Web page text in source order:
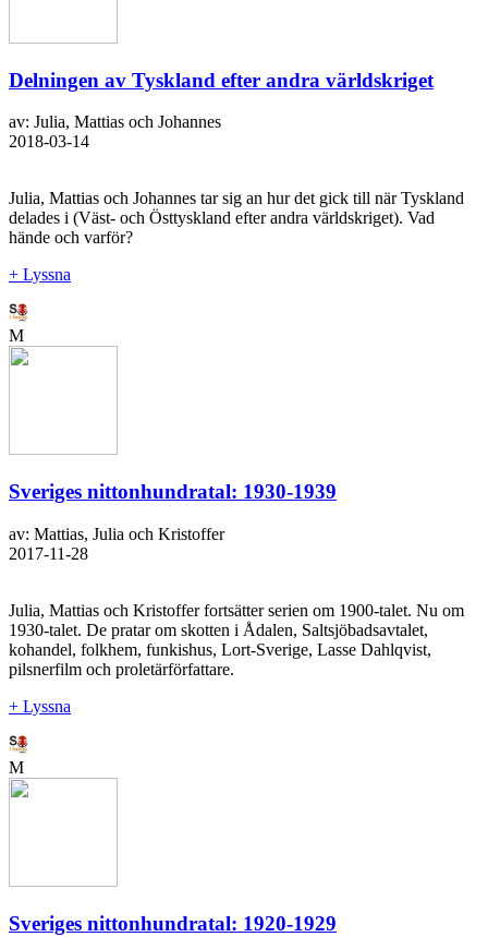
Delningen av Tyskland efter andra världskriget
av: Julia, Mattias och Johannes
2018-03-14
Julia, Mattias och Johannes tar sig an hur det gick till när Tyskland
delades i (Väst- och Östtyskland efter andra världskriget). Vad
hände och varför?
+ Lyssna
M
Sveriges nittonhundratal: 1930-1939
av: Mattias, Julia och Kristoffer
2017-11-28
Julia, Mattias och Kristoffer fortsätter serien om 1900-talet. Nu om
1930-talet. De pratar om skotten i Ådalen, Saltsjöbadsavtalet,
kohandel, folkhem, funkishus, Lort-Sverige, Lasse Dahlqvist,
pilsnerfilm och proletärförfattare.
+ Lyssna
M
Sveriges nittonhundratal: 1920-1929